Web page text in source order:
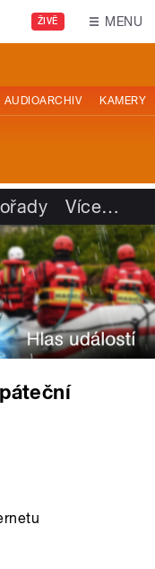
ŽIVĚ MENU
AUDIOARCHIV KAMERY
Více…